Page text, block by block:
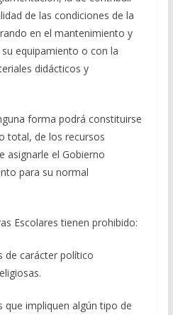
de las condiciones de la
en el mantenimiento y
equipamiento o con la
didácticos y
forma podrá constituirse
total, de los recursos
asignarle el Gobierno
para su normal
Escolares tienen prohibido:
de carácter político
que impliquen algún tipo de